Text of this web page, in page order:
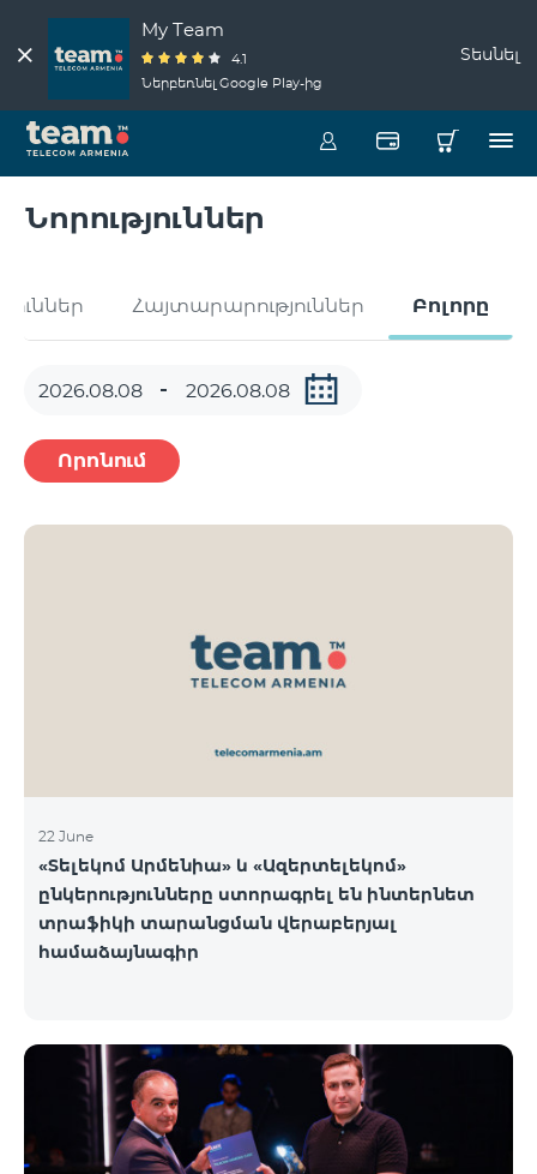
My Team
4.1
Ներբեռնել Google Play-ից
Տեսնել
Նորություններ
Հայտարարություններ Բոլորը
Որոնում
22 June
«Տելեկոմ Արմենիա» և «Ազերտելեկոմ»
ընկերությունները ստորագրել են ինտերնետ
տրաֆիկի տարանցման վերաբերյալ
համաձայնագիր